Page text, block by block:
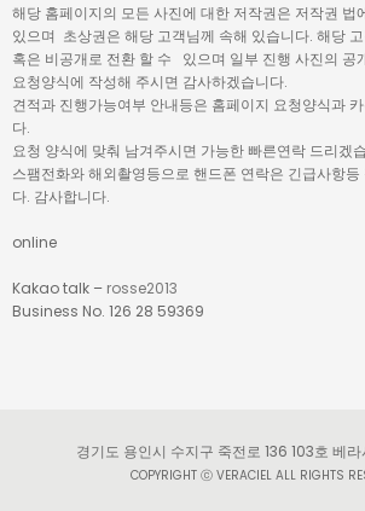
해당 홈페이지의 모든 사진에 대한 저작권은 저작권 법
있으며 초상권은 해당 고객님께 속해 있습니다. 해당
혹은 비공개로 전환 할 수 있으며 일부 진행 사진의 공
요청양식에 작성해 주시면 감사하겠습니다.
견적과 진행가능여부 안내등은 홈페이지 요청양식과
다.
요청 양식에 맞춰 남겨주시면 가능한 빠른연락 드리겠
스팸전화와 해외촬영등으로 핸드폰 연락은 긴급사항
다. 감사합니다.
online
Kakao talk – rosse2013
Business No. 126 28 59369
경기도 용인시 수지구 죽전로 136 103호 베
COPYRIGHT ⓒ VERACIEL ALL RIGHTS